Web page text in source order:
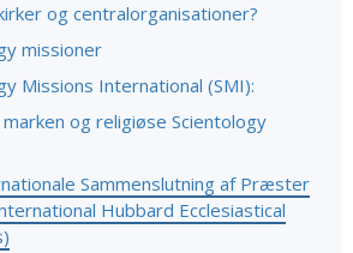
og centralorganisationer?
missioner
Missions International (SMI):
og religiøse Scientology
Sammenslutning af Præster
Hubbard Ecclesiastical